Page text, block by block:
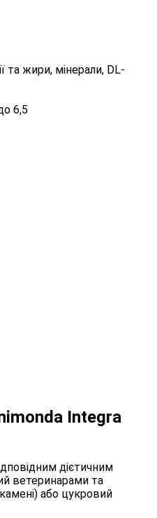
та жири, мінерали, DL-
6,5
Integra
дієтичним
ветеринарами та
або цукровий